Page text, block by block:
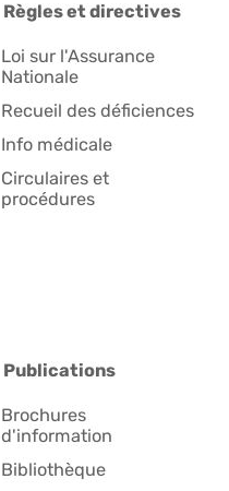
Règles et directives
Loi sur l'Assurance
Nationale
Recueil des déficiences
Info médicale
Circulaires et
procédures
Publications
Brochures
d'information
Bibliothèque